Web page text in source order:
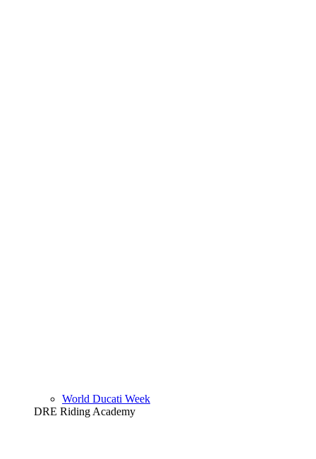
World Ducati Week
DRE Riding Academy